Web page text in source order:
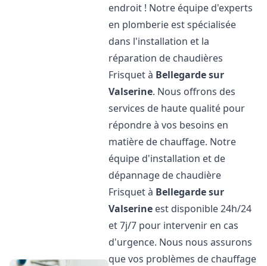
endroit ! Notre équipe d'experts
en plomberie est spécialisée
dans l'installation et la
réparation de chaudières
Frisquet à Bellegarde sur
Valserine. Nous offrons des
services de haute qualité pour
répondre à vos besoins en
matière de chauffage. Notre
équipe d'installation et de
dépannage de chaudière
Frisquet à Bellegarde sur
Valserine est disponible 24h/24
et 7j/7 pour intervenir en cas
d'urgence. Nous nous assurons
que vos problèmes de chauffage